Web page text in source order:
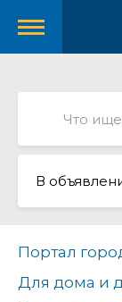
В
Портал
Для дома и